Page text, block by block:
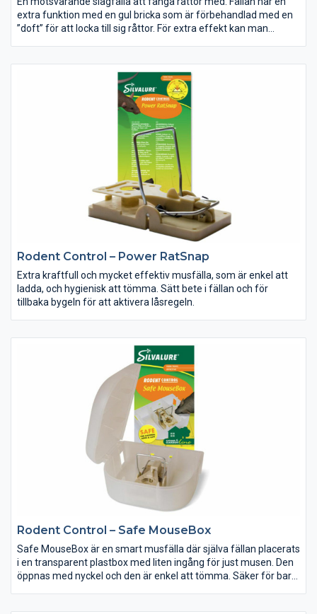
extra funktion med en gul bricka som är förbehandlad med en
”doft” för att locka till sig råttor. För extra effekt kan man
Rodent Control – Power RatSnap
Extra kraftfull och mycket effektiv musfälla, som är enkel att
ladda, och hygienisk att tömma. Sätt bete i fällan och för
tillbaka bygeln för att aktivera låsregeln.
Rodent Control – Safe MouseBox
Safe MouseBox är en smart musfälla där själva fällan placerats
i en transparent plastbox med liten ingång för just musen. Den
öppnas med nyckel och den är enkel att tömma. Säker för barn,